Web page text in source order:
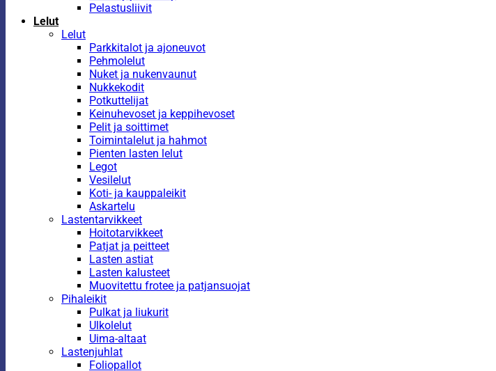
Pelastusliivit
Lelut
Lelut
Parkkitalot ja ajoneuvot
Pehmolelut
Nuket ja nukenvaunut
Nukkekodit
Potkuttelijat
Keinuhevoset ja keppihevoset
Pelit ja soittimet
Toimintalelut ja hahmot
Pienten lasten lelut
Legot
Vesilelut
Koti- ja kauppaleikit
Askartelu
Lastentarvikkeet
Hoitotarvikkeet
Patjat ja peitteet
Lasten astiat
Lasten kalusteet
Muovitettu frotee ja patjansuojat
Pihaleikit
Pulkat ja liukurit
Ulkolelut
Uima-altaat
Lastenjuhlat
Foliopallot